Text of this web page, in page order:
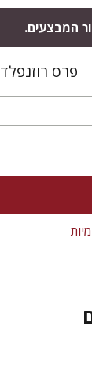
המבצעים.
פרס רוזנפלד